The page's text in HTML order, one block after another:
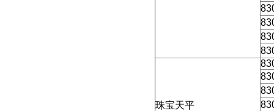
珠宝天平